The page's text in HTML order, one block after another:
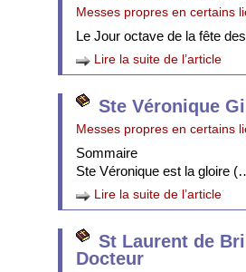
Messes propres en certains
Le Jour octave de la fête
Lire la suite de l’article
Ste Véronique
Messes propres en certains
Sommaire
Ste Véronique est la gloire
Lire la suite de l’article
St Laurent de
Docteur